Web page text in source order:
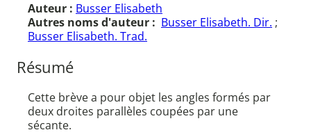
Auteur : Busser Elisabeth
Autres noms d'auteur : Busser Elisabeth. Dir. ;
Busser Elisabeth. Trad.
Résumé
Cette brève a pour objet les angles formés par
deux droites parallèles coupées par une
sécante.